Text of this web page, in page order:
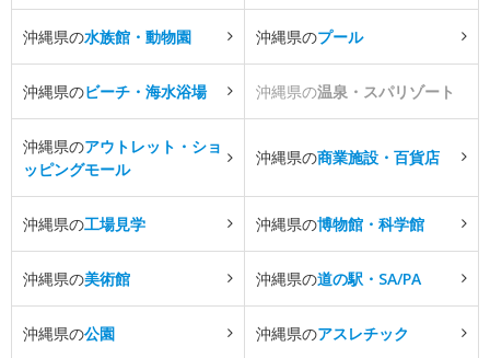
沖縄県の水族館・動物園 沖縄県のプール
沖縄県のビーチ・海水浴場 沖縄県の温泉・スパリゾート
沖縄県のアウトレット・ショ
ッピングモール
沖縄県の商業施設・百貨店
沖縄県の工場見学 沖縄県の博物館・科学館
沖縄県の美術館 沖縄県の道の駅・SA/PA
沖縄県の公園 沖縄県のアスレチック